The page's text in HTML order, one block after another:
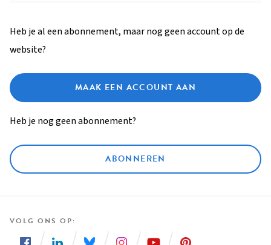
Heb je al een abonnement, maar nog geen account op de
website?
MAAK EEN ACCOUNT AAN
Heb je nog geen abonnement?
ABONNEREN
VOLG ONS OP